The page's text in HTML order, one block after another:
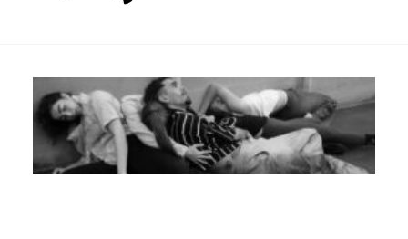
PROGRAMACIÓN
FORMACIÓN
CIA. NÓMADA